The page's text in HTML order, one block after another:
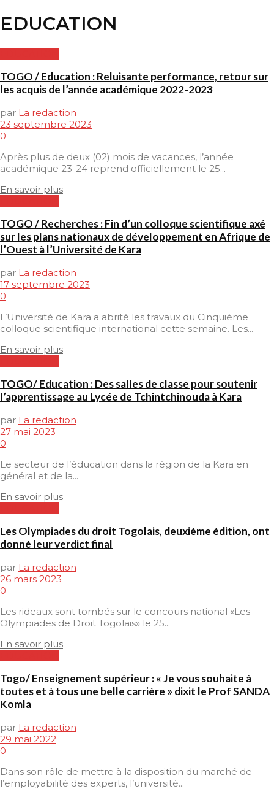
EDUCATION
TOGO / Education : Reluisante performance, retour sur
les acquis de l’année académique 2022-2023
par La redaction
23 septembre 2023
0
Après plus de deux (02) mois de vacances, l’année
académique 23-24 reprend officiellement le 25...
En savoir plus
TOGO / Recherches : Fin d’un colloque scientifique axé
sur les plans nationaux de développement en Afrique de
l’Ouest à l’Université de Kara
par La redaction
17 septembre 2023
0
L’Université de Kara a abrité les travaux du Cinquième
colloque scientifique international cette semaine. Les...
En savoir plus
TOGO/ Education : Des salles de classe pour soutenir
l’apprentissage au Lycée de Tchintchinouda à Kara
par La redaction
27 mai 2023
0
Le secteur de l’éducation dans la région de la Kara en
général et de la...
En savoir plus
Les Olympiades du droit Togolais, deuxième édition, ont
donné leur verdict final
par La redaction
26 mars 2023
0
Les rideaux sont tombés sur le concours national «Les
Olympiades de Droit Togolais» le 25...
En savoir plus
Togo/ Enseignement supérieur : « Je vous souhaite à
toutes et à tous une belle carrière » dixit le Prof SANDA
Komla
par La redaction
29 mai 2022
0
Dans son rôle de mettre à la disposition du marché de
l’employabilité des experts, l’université...